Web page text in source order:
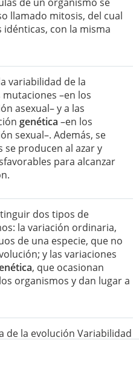
llamado mitosis, del cual
con la misma
variabilidad de la
mutaciones –en los
asexual– y a las
genética –en los
sexual–. Además, se
se producen al azar y
para alcanzar
dos tipos de
la variación ordinaria,
de una especie, que no
y las variaciones
, que ocasionan
organismos y dan lugar a
de la evolución Variabilidad